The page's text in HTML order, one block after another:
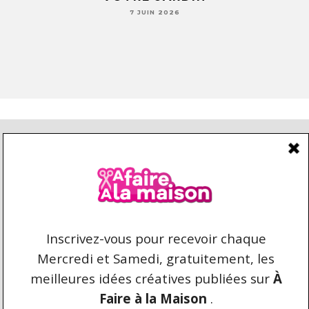
7 JUIN 2026
CONDITIONS D’UTILISATION CONTACT
REPRODUCTION ET DROIT D'AUTEUR
AFAIREALAMAISON.COM © 2021 TOUS DROITS